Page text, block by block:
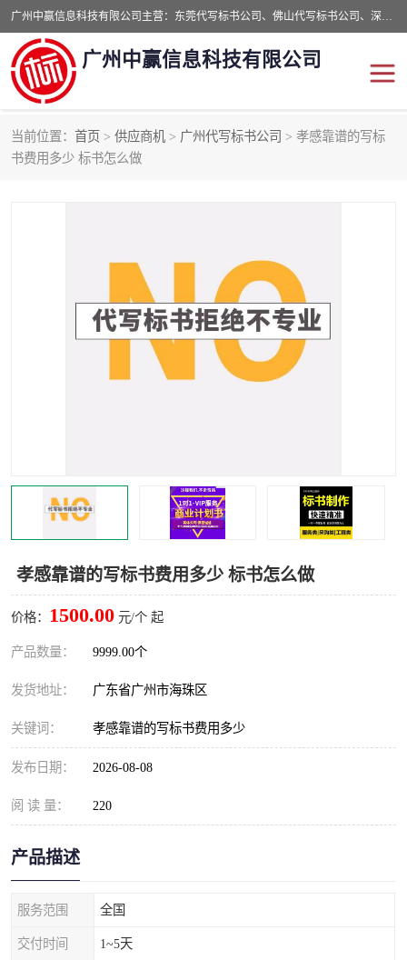
广州中赢信息科技有限公司主营：东莞代写标书公司、佛山代写标书公司、深圳代写标书公司等,食品类标书、工程类类标书,经验丰富的标书制作团队,24小时加急服务,多对一服务。
广州中赢信息科技有限公司
当前位置： 首页 > 供应商机 > 广州代写标书公司 > 孝感靠谱的写标
书费用多少 标书怎么做
孝感靠谱的写标书费用多少 标书怎么做
价格： 1500.00 元/个 起
产品数量： 9999.00个
发货地址： 广东省广州市海珠区
关键词： 孝感靠谱的写标书费用多少
发布日期： 2026-08-08
阅 读 量： 220
产品描述
服务范围 全国
交付时间 1~5天
东莞代写标书公司